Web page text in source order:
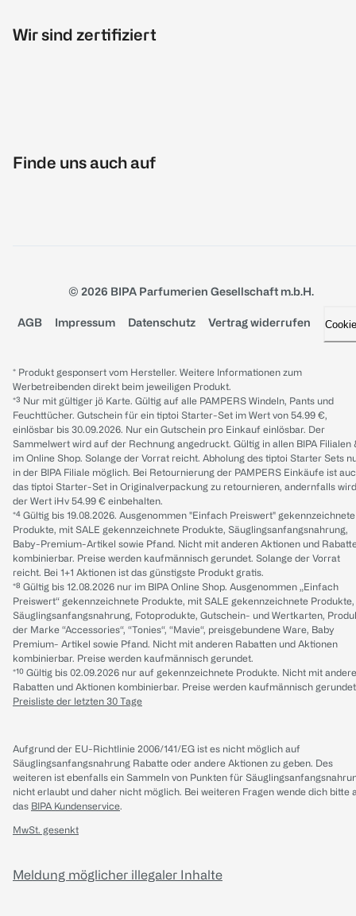
Wir sind zertifiziert
Finde uns auch auf
© 2026 BIPA Parfumerien Gesellschaft m.b.H.
AGB Impressum Datenschutz Vertrag widerrufen
* Produkt gesponsert vom Hersteller. Weitere Informationen zum
Werbetreibenden direkt beim jeweiligen Produkt.
*³ Nur mit gültiger jö Karte. Gültig auf alle PAMPERS Windeln, Pants und
Feuchttücher. Gutschein für ein tiptoi Starter-Set im Wert von 54.99 €,
einlösbar bis 30.09.2026. Nur ein Gutschein pro Einkauf einlösbar. Der
Sammelwert wird auf der Rechnung angedruckt. Gültig in allen BIPA Filialen
im Online Shop. Solange der Vorrat reicht. Abholung des tiptoi Starter Sets
in der BIPA Filiale möglich. Bei Retournierung der PAMPERS Einkäufe ist
das tiptoi Starter-Set in Originalverpackung zu retournieren, andernfalls wird
der Wert iHv 54.99 € einbehalten.
*⁴ Gültig bis 19.08.2026. Ausgenommen "Einfach Preiswert" gekennzeichnete
Produkte, mit SALE gekennzeichnete Produkte, Säuglingsanfangsnahrung,
Baby-Premium-Artikel sowie Pfand. Nicht mit anderen Aktionen und
kombinierbar. Preise werden kaufmännisch gerundet. Solange der Vorrat
reicht. Bei 1+1 Aktionen ist das günstigste Produkt gratis.
*⁸ Gültig bis 12.08.2026 nur im BIPA Online Shop. Ausgenommen „Einfach
Preiswert“ gekennzeichnete Produkte, mit SALE gekennzeichnete Produkte,
Säuglingsanfangsnahrung, Fotoprodukte, Gutschein- und Wertkarten,
der Marke “Accessories“, “Tonies“, “Mavie“, preisgebundene Ware, Baby
Premium- Artikel sowie Pfand. Nicht mit anderen Rabatten und Aktionen
kombinierbar. Preise werden kaufmännisch gerundet.
*¹⁰ Gültig bis 02.09.2026 nur auf gekennzeichnete Produkte. Nicht mit
Rabatten und Aktionen kombinierbar. Preise werden kaufmännisch
Preisliste der letzten 30 Tage
Aufgrund der EU-Richtlinie 2006/141/EG ist es nicht möglich auf
Säuglingsanfangsnahrung Rabatte oder andere Aktionen zu geben. Des
weiteren ist ebenfalls ein Sammeln von Punkten für
nicht erlaubt und daher nicht möglich. Bei weiteren Fragen wende dich bitte
das BIPA Kundenservice.
MwSt. gesenkt
Meldung möglicher illegaler Inhalte